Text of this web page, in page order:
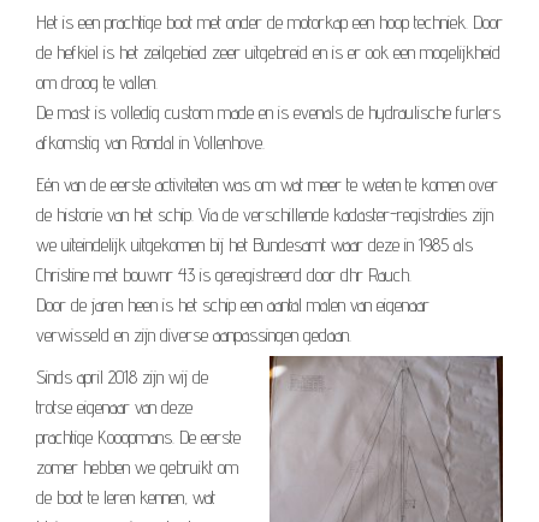
Het is een prachtige boot met onder de motorkap een hoop techniek. Door
de hefkiel is het zeilgebied zeer uitgebreid en is er ook een mogelijkheid
om droog te vallen.
De mast is volledig custom made en is evenals de hydraulische furlers
afkomstig van Rondal in Vollenhove.
Eén van de eerste activiteiten was om wat meer te weten te komen over
de historie van het schip. Via de verschillende kadaster-registraties zijn
we uiteindelijk uitgekomen bij het Bundesamt waar deze in 1985 als
Christine met bouwnr 43 is geregistreerd door dhr Rauch.
Door de jaren heen is het schip een aantal malen van eigenaar
verwisseld en zijn diverse aanpassingen gedaan.
Sinds april 2018 zijn wij de
trotse eigenaar van deze
prachtige Kooopmans. De eerste
zomer hebben we gebruikt om
de boot te leren kennen, wat